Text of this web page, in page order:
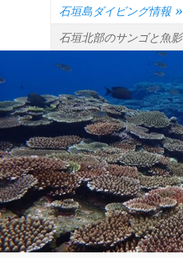
石垣島ダイビング情報 »
石垣北部のサンゴと魚影